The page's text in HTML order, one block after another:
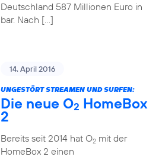
Deutschland 587 Millionen Euro in
bar. Nach […]
14. April 2016
UNGESTÖRT STREAMEN UND SURFEN:
Die neue O2 HomeBox
2
Bereits seit 2014 hat O2mit der
HomeBox 2 einen